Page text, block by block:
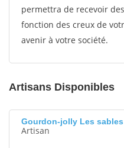
permettra de recevoir
fonction des creux de
avenir à votre société.
Artisans Disponibles
Gourdon-jolly Les
Artisan